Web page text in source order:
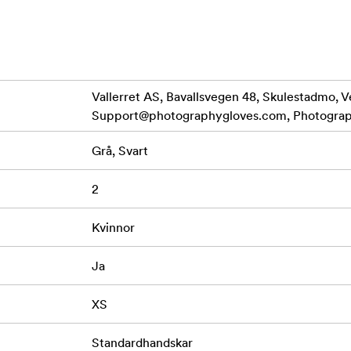
Flippa bara fingerskyddet och njut av full åtkomst till
som ger vattentålighet med utmärkt vindskydd. Vattentålig
för extra värme.
SD-kort eller handvärmare med en trebensstativnyckel ingår.
varm, glider på och av med lätthet.
Vallerret AS, Bavallsvegen 48, Skulestadmo,
Support@photographygloves.com,
Grå, Svart
2
Kvinnor
Ja
XS
Standardhandskar